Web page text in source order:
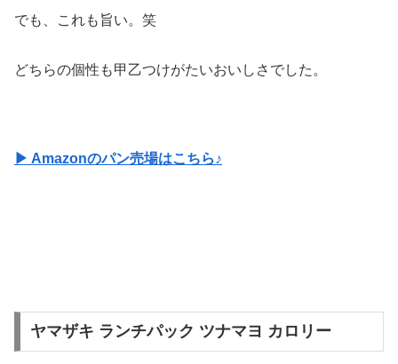
でも、これも旨い。笑
どちらの個性も甲乙つけがたいおいしさでした。
▶ Amazonのパン売場はこちら♪
ヤマザキ ランチパック ツナマヨ カロリー